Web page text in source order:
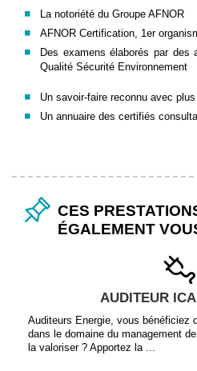
La notoriété du Groupe AFNOR
AFNOR Certification, 1er
Des examens élaborés par des
Qualité Sécurité Environnement
Un savoir-faire reconnu avec
Un annuaire des certifiés
CES
ÉGALEMENT
AUDITEUR
Auditeurs Energie, vous bénéficiez
dans le domaine du management
la valoriser ? Apportez la ...